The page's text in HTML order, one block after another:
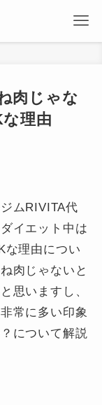
肉じゃな
理由
ムRIVITA代
イエット中は
な理由につい
肉じゃないと
思いますし、
常に多い印象
について解説